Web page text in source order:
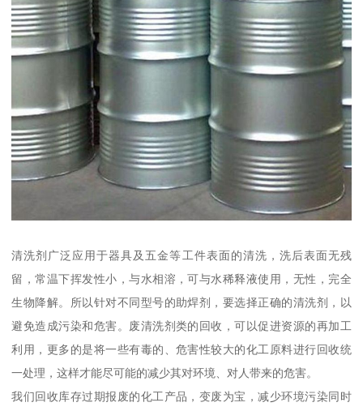
清洗剂广泛应用于器具及五金等工件表面的清洗，洗后表面无残
留，常温下挥发性小，与水相溶，可与水稀释液使用，无性，完全
生物降解。所以针对不同型号的助焊剂，要选择正确的清洗剂，以
避免造成污染和危害。废清洗剂类的回收，可以促进资源的再加工
利用，更多的是将一些有毒的、危害性较大的化工原料进行回收统
一处理，这样才能尽可能的减少其对环境、对人带来的危害。
我们回收库存过期报废的化工产品，变废为宝，减少环境污染同时